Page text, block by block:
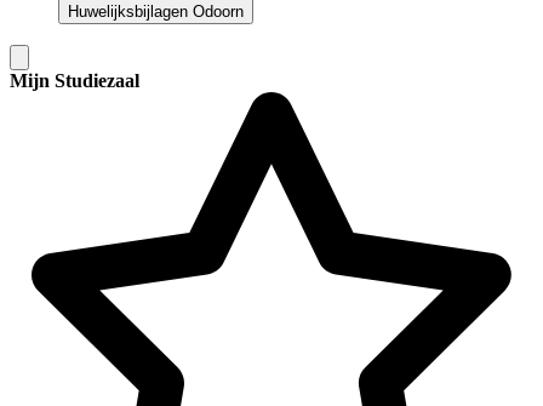
Huwelijksbijlagen Odoorn
Mijn Studiezaal